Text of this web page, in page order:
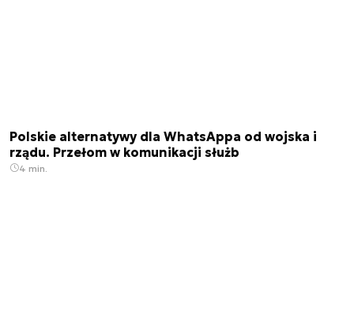
Polskie alternatywy dla WhatsAppa od wojska i
rządu. Przełom w komunikacji służb
4 min.